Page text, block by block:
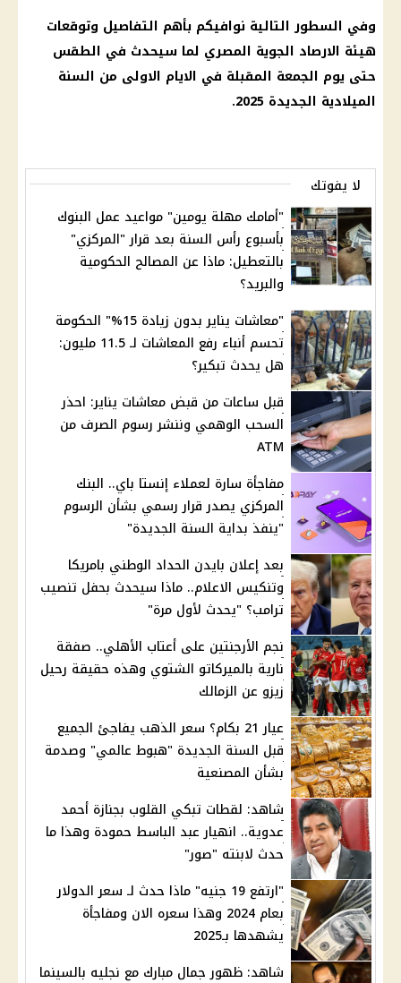
وفي السطور التالية نوافيكم بأهم التفاصيل وتوقعات
هيئة الارصاد الجوية المصري لما سيحدث في الطقس
حتى يوم الجمعة المقبلة في الايام الاولى من السنة
الميلادية الجديدة 2025.
لا يفوتك
"أمامك مهلة يومين" مواعيد عمل البنوك
بأسبوع رأس السنة بعد قرار "المركزي"
بالتعطيل: ماذا عن المصالح الحكومية
والبريد؟
"معاشات يناير بدون زيادة 15%" الحكومة
تحسم أنباء رفع المعاشات لـ 11.5 مليون:
هل يحدث تبكير؟
قبل ساعات من قبض معاشات يناير: احذر
السحب الوهمي وننشر رسوم الصرف من
ATM
مفاجأة سارة لعملاء إنستا باي.. البنك
المركزي يصدر قرار رسمي بشأن الرسوم
"ينفذ بداية السنة الجديدة"
بعد إعلان بايدن الحداد الوطني بامريكا
وتنكيس الاعلام.. ماذا سيحدث بحفل تنصيب
ترامب؟ "يحدث لأول مرة"
نجم الأرجنتين على أعتاب الأهلي.. صفقة
نارية بالميركاتو الشتوي وهذه حقيقة رحيل
زيزو عن الزمالك
عيار 21 بكام؟ سعر الذهب يفاجئ الجميع
قبل السنة الجديدة "هبوط عالمي" وصدمة
بشأن المصنعية
شاهد: لقطات تبكي القلوب بجنازة أحمد
عدوية.. انهيار عبد الباسط حمودة وهذا ما
حدث لابنته "صور"
"ارتفع 19 جنيه" ماذا حدث لـ سعر الدولار
بعام 2024 وهذا سعره الان ومفاجأة
يشهدها بـ2025
شاهد: ظهور جمال مبارك مع نجليه بالسينما